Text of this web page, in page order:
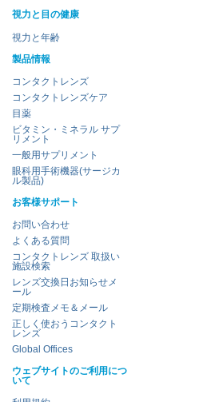
視力と目の健康
視力と年齢
製品情報
コンタクトレンズ
コンタクトレンズケア
目薬
ビタミン・ミネラル サプ
リメント
一般用サプリメント
眼科用手術機器(サージカ
ル製品)
お客様サポート
お問い合わせ
よくある質問
コンタクトレンズ 取扱い
施設検索
レンズ交換日お知らせメ
ール
定期検査メモ＆メール
正しく使おうコンタクト
レンズ
Global Offices
ウェブサイトのご利用につ
いて